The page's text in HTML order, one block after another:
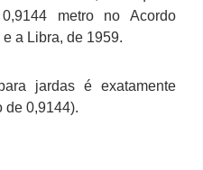
metro no Acordo
a Libra, de 1959.
jardas é exatamente
de 0,9144).